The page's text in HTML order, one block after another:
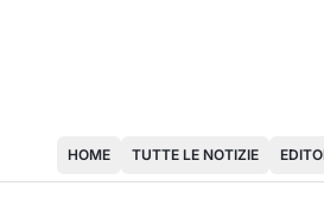
HOME TUTTE LE NOTIZIE